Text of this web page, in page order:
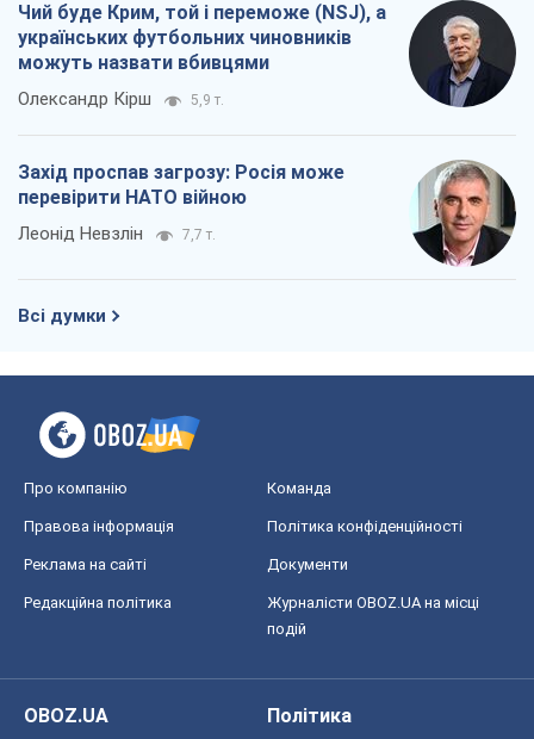
Чий буде Крим, той і переможе (NSJ), а
українських футбольних чиновників
можуть назвати вбивцями
Олександр Кірш 5,9 т.
Захід проспав загрозу: Росія може
перевірити НАТО війною
Леонід Невзлін 7,7 т.
Всі думки
Про компанію Команда
Правова інформація Політика конфіденційності
Реклама на сайті Документи
Редакційна політика
Журналісти OBOZ.UA на місці
подій
OBOZ.UA
Політика